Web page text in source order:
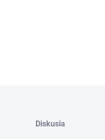
Diskusia